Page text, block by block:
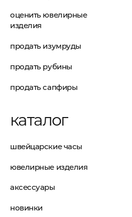
оценить ювелирные
изделия
продать изумруды
продать рубины
продать сапфиры
каталог
швейцарские часы
ювелирные изделия
аксессуары
новинки